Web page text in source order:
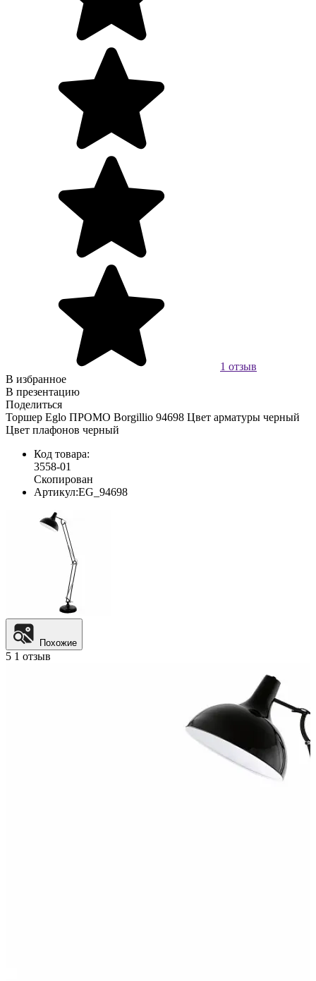
1 отзыв
В избранное
В презентацию
Поделиться
Торшер Eglo ПРОМО Borgillio 94698 Цвет арматуры черный
Цвет плафонов черный
Код товара:
3558-01
Скопирован
Артикул:EG_94698
Похожие
5 1 отзыв